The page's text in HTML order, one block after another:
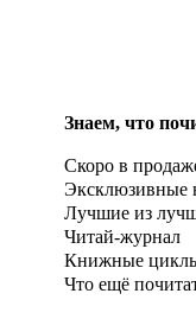
Знаем, что
Скоро в
Эксклюзивные
Лучшие из
Читай-журнал
Книжные
Что ещё